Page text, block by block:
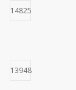
14825
13948